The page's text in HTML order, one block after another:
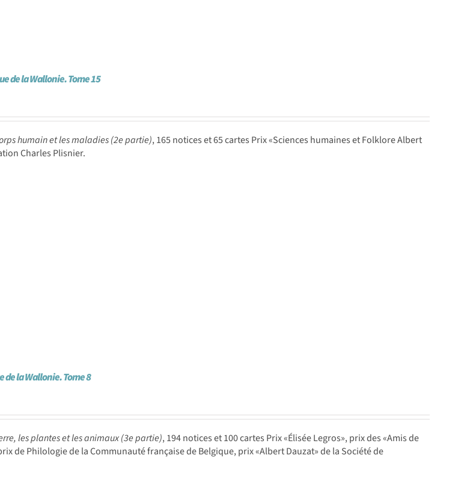
de la Wallonie. Tome 15
humain et les maladies (2e partie), 165 notices et 65 cartes Prix «Sciences humaines et Folklore Albert
Charles Plisnier.
de la Wallonie. Tome 8
les plantes et les animaux (3e partie), 194 notices et 100 cartes Prix «Élisée Legros», prix des «Amis de
de Philologie de la Communauté française de Belgique, prix «Albert Dauzat» de la Société de